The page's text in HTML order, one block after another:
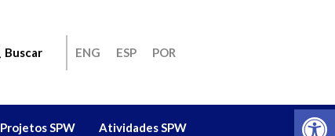
Buscar ENG ESP POR
Projetos SPW Atividades SPW